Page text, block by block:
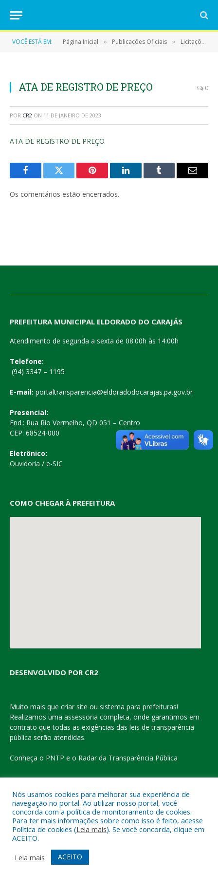
VOCÊ ESTÁ EM: Página Inicial » Publicações Oficiais » Licitações
ATA DE REGISTRO DE PREÇO 0
POR CR2 ON 11 DE JANEIRO DE 2023
ATA DE REGISTRO DE PREÇO
FacebookTwitter Pinterest LinkedInTumblr
E-
Os comentários estão encerrados.
PREFEITURA MUNICIPAL ELDORADO DO CARAJÁS
Atendimento de segunda a sexta de 08:00h às 14:00h
Telefone:
(94) 3347 – 1195
E-mail: portaltransparencia@eldoradodocarajas.pa.gov.br
Presencial:
End.: Rua Rio Vermelho, QD 051 – Centro
CEP: 68524-000
Eletrônico:
Ouvidoria / e-SIC
COMO CHEGAR À PREFEITURA
DESENVOLVIDO POR CR2
Muito mais que criar site ou sistema para prefeituras!
Realizamos uma assessoria completa, onde garantimos em
contrato que todas as exigências das leis de transparência
pública serão atendidas.
Conheça o PNTP e o Radar da Transparência Pública
Todos os direitos reservados a Prefeitura Municipal de Eldorado
do Carajás
Mapa do Site
Acessar o Webmail
Nós usamos cookies para melhorar sua experiência de
navegação no portal. Ao utilizar nosso portal, você
concorda com a política de monitoramento de cookies.
Para ter mais informações sobre como isso é feito, acesse
Política de cookies (Leia mais). Se você concorda, clique em
ACEITO.
Leia mais
ACEITO